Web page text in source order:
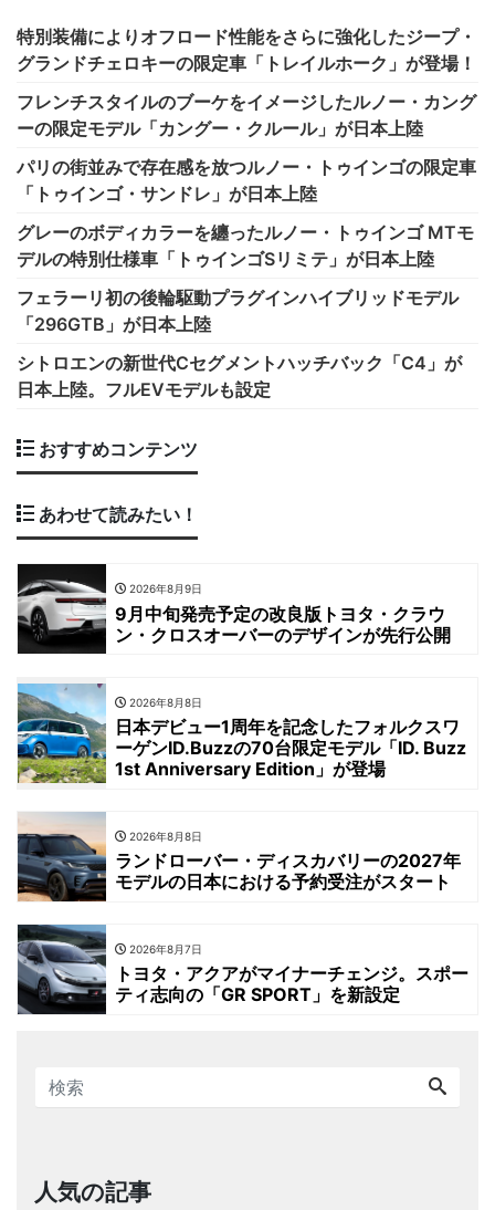
特別装備によりオフロード性能をさらに強化したジープ・
グランドチェロキーの限定車「トレイルホーク」が登場！
フレンチスタイルのブーケをイメージしたルノー・カング
ーの限定モデル「カングー・クルール」が日本上陸
パリの街並みで存在感を放つルノー・トゥインゴの限定車
「トゥインゴ・サンドレ」が日本上陸
グレーのボディカラーを纏ったルノー・トゥインゴ MTモ
デルの特別仕様車「トゥインゴSリミテ」が日本上陸
フェラーリ初の後輪駆動プラグインハイブリッドモデル
「296GTB」が日本上陸
シトロエンの新世代Cセグメントハッチバック「C4」が
日本上陸。フルEVモデルも設定
おすすめコンテンツ
あわせて読みたい！
2026年8月9日
9月中旬発売予定の改良版トヨタ・クラウ
ン・クロスオーバーのデザインが先行公開
2026年8月8日
日本デビュー1周年を記念したフォルクスワ
ーゲンID.Buzzの70台限定モデル「ID. Buzz
1st Anniversary Edition」が登場
2026年8月8日
ランドローバー・ディスカバリーの2027年
モデルの日本における予約受注がスタート
2026年8月7日
トヨタ・アクアがマイナーチェンジ。スポー
ティ志向の「GR SPORT」を新設定
人気の記事